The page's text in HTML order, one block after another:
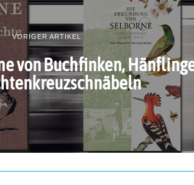
VORIGER ARTIKEL
von Buchfinken,